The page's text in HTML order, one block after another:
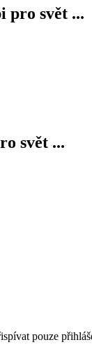
pro svět ...
svět ...
pouze